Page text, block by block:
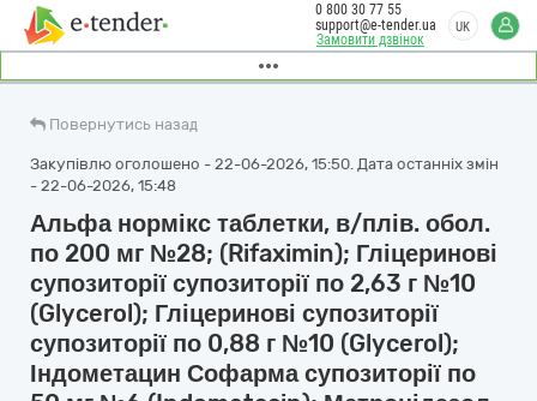
Замовити дзвінок
0 800 30 77 55
support@e-tender.ua
UK
Повернутись назад
Закупівлю оголошено - 22-06-2026, 15:50. Дата останніх змін
- 22-06-2026, 15:48
Альфа нормікс таблетки, в/плів. обол.
по 200 мг №28; (Rifaximin); Гліцеринові
супозиторії супозиторії по 2,63 г №10
(Glycerol); Гліцеринові супозиторії
супозиторії по 0,88 г №10 (Glycerol);
Індометацин Софарма супозиторії по